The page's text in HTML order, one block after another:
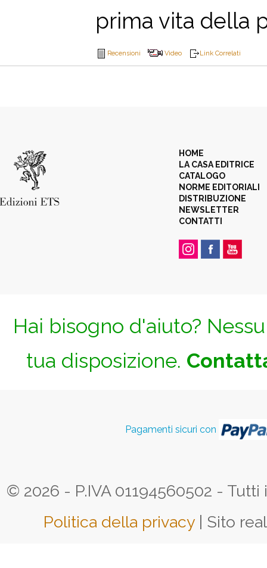
prima vita della
Recensioni Video Link Correlati
HOME
LA CASA EDITRICE
CATALOGO
NORME EDITORIALI
DISTRIBUZIONE
NEWSLETTER
CONTATTI
Hai bisogno d'aiuto?
tua disposizione.
Pagamenti sicuri con
© 2026 - P.IVA 01194560502 -
Politica della privacy | Sito